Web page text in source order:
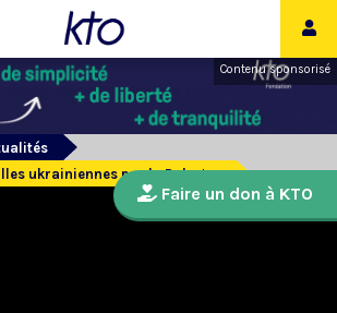
Contenu sponsorisé
ukrainiennes par la Pologne
Faire un don à KTO